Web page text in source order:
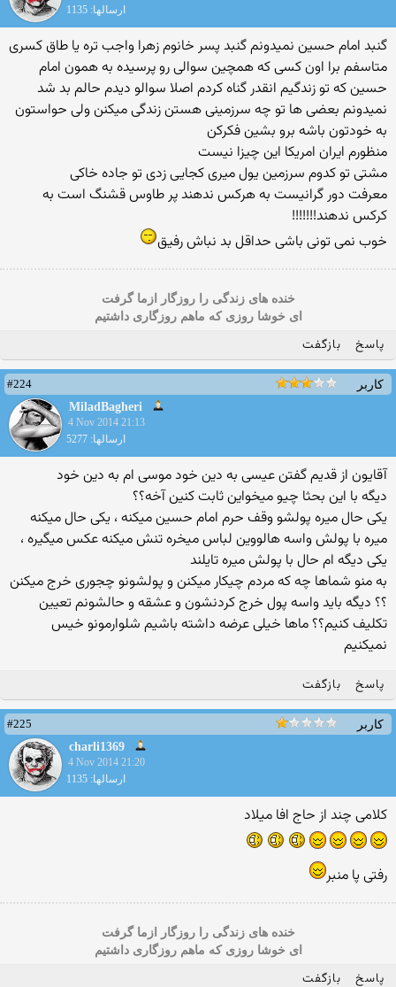
ارسالها: 1135
گنبد امام حسین نمیدونم گنبد پسر خانوم زهرا واجب تره یا طاق کسری
متاسفم برا اون کسی که همچین سوالی رو پرسیده به همون امام
حسین که تو زندگیم انقدر گناه کردم اصلا سوالو دیدم حالم بد شد
نمیدونم بعضی ها تو چه سرزمینی هستن زندگی میکنن ولی حواستون
به خودتون باشه برو بشین فکرکن
منظورم ایران امریکا این چیزا نیست
مشتی تو کدوم سرزمین یول میری کجایی زدی تو جاده خاکی
معرفت دور گرانیست به هرکس ندهند پر طاوس قشنگ است به
کرکس ندهند!!!!!!!
خوب نمی تونی باشی حداقل بد نباش رفیق
خنده های زندگی را روزگار ازما گرفت
ای خوشا روزی که ماهم روزگاری داشتیم
پاسخ بازگفت
کاربر
#224
MiladBagheri
4 Nov 2014 21:13
ارسالها: 5277
آقایون از قدیم گفتن عیسی به دین خود موسی ام به دین خود
دیگه با این بحثا چیو میخواین ثابت کنین آخه؟؟
یکی حال میره پولشو وقف حرم امام حسین میکنه ، یکی حال میکنه
میره با پولش واسه هالووین لباس میخره تنش میکنه عکس میگیره ،
یکی دیگه ام حال با پولش میره تایلند
به منو شماها چه که مردم چیکار میکنن و پولشونو چجوری خرج میکنن
؟؟ دیگه باید واسه پول خرج کردنشون و عشقه و حالشونم تعیین
تکلیف کنیم؟؟ ماها خیلی عرضه داشته باشیم شلوارمونو خیس
نمیکنیم
پاسخ بازگفت
کاربر
#225
charli1369
4 Nov 2014 21:20
ارسالها: 1135
کلامی چند از حاج افا میلاد
رفتی پا منبر
خنده های زندگی را روزگار ازما گرفت
ای خوشا روزی که ماهم روزگاری داشتیم
پاسخ بازگفت